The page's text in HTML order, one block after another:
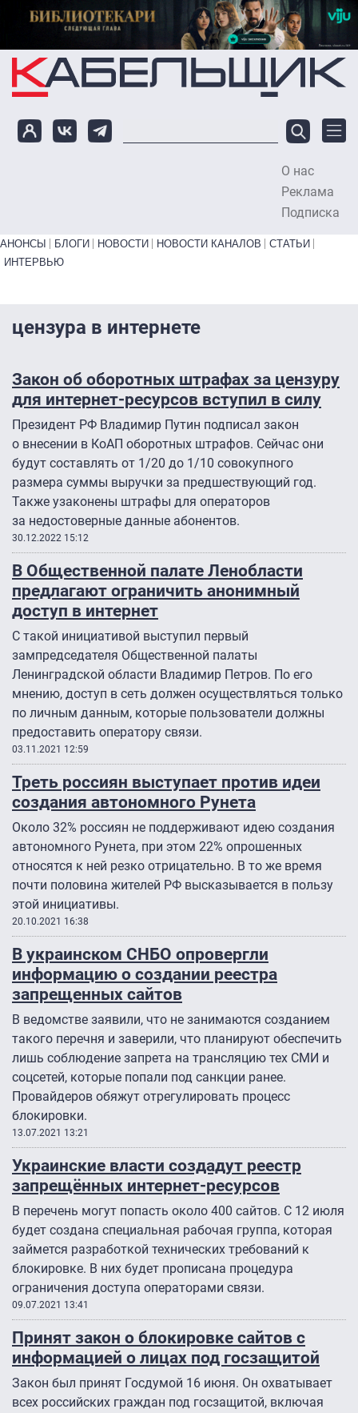
Перейти к основному содержанию
О нас
Реклама
Подписка
Primary links bottom
АНОНСЫ БЛОГИ НОВОСТИ НОВОСТИ КАНАЛОВ
СТАТЬИ
ИНТЕРВЬЮ
цензура в интернете
Закон об оборотных штрафах за цензуру
для интернет-ресурсов вступил в силу
Президент РФ Владимир Путин подписал закон
о внесении в КоАП оборотных штрафов. Сейчас они
будут составлять от 1/20 до 1/10 совокупного
размера суммы выручки за предшествующий год.
Также узаконены штрафы для операторов
за недостоверные данные абонентов.
30.12.2022 15:12
В Общественной палате Ленобласти
предлагают ограничить анонимный
доступ в интернет
С такой инициативой выступил первый
зампредседателя Общественной палаты
Ленинградской области Владимир Петров. По его
мнению, доступ в сеть должен осуществляться только
по личным данным, которые пользователи должны
предоставить оператору связи.
03.11.2021 12:59
Треть россиян выступает против идеи
создания автономного Рунета
Около 32% россиян не поддерживают идею создания
автономного Рунета, при этом 22% опрошенных
относятся к ней резко отрицательно. В то же время
почти половина жителей РФ высказывается в пользу
этой инициативы.
20.10.2021 16:38
В украинском СНБО опровергли
информацию о создании реестра
запрещенных сайтов
В ведомстве заявили, что не занимаются созданием
такого перечня и заверили, что планируют обеспечить
лишь соблюдение запрета на трансляцию тех СМИ и
соцсетей, которые попали под санкции ранее.
Провайдеров обяжут отрегулировать процесс
блокировки.
13.07.2021 13:21
Украинские власти создадут реестр
запрещённых интернет-ресурсов
В перечень могут попасть около 400 сайтов. С 12 июля
будет создана специальная рабочая группа, которая
займется разработкой технических требований к
блокировке. В них будет прописана процедура
ограничения доступа операторами связи.
09.07.2021 13:41
Принят закон о блокировке сайтов с
информацией о лицах под госзащитой
Закон был принят Госдумой 16 июня. Он охватывает
всех российских граждан под госзащитой, включая